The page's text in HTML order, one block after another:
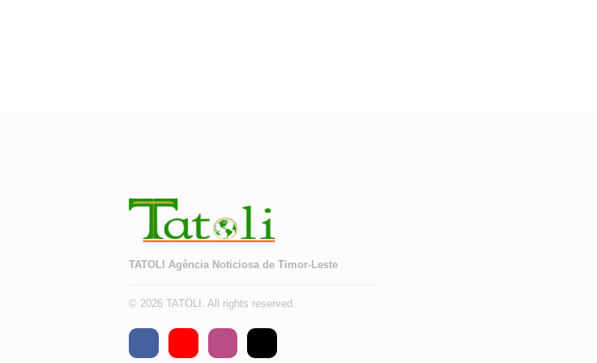
TATOLI Agência Noticiosa de Timor-Leste
© 2026 TATOLI. All rights reserved.